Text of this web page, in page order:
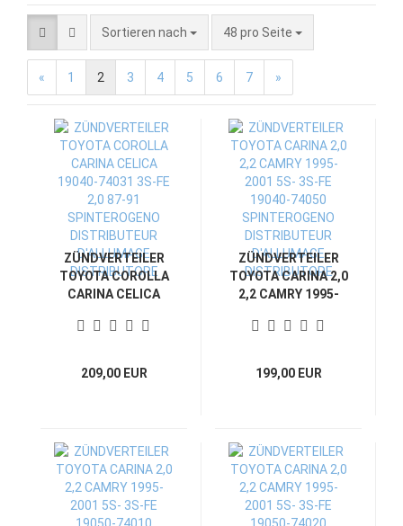
Sortieren nach
Sortieren nach 48 pro Seite
pro Seite
« 1 2 3 4 5 6 7 »
ZÜNDVERTEILER
TOYOTA COROLLA
CARINA CELICA
2,0 87-91
DISTRIBUTEUR
D'ALLUMAGE
209,00 EUR
ZÜNDVERTEILER
TOYOTA CARINA 2,0
2,2 CAMRY 1995-
19040-74050
DISTRIBUTEUR
D'ALLUMAGE
199,00 EUR